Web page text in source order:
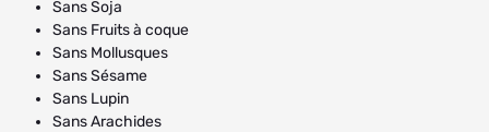
Sans Soja
Sans Fruits à coque
Sans Mollusques
Sans Sésame
Sans Lupin
Sans Arachides